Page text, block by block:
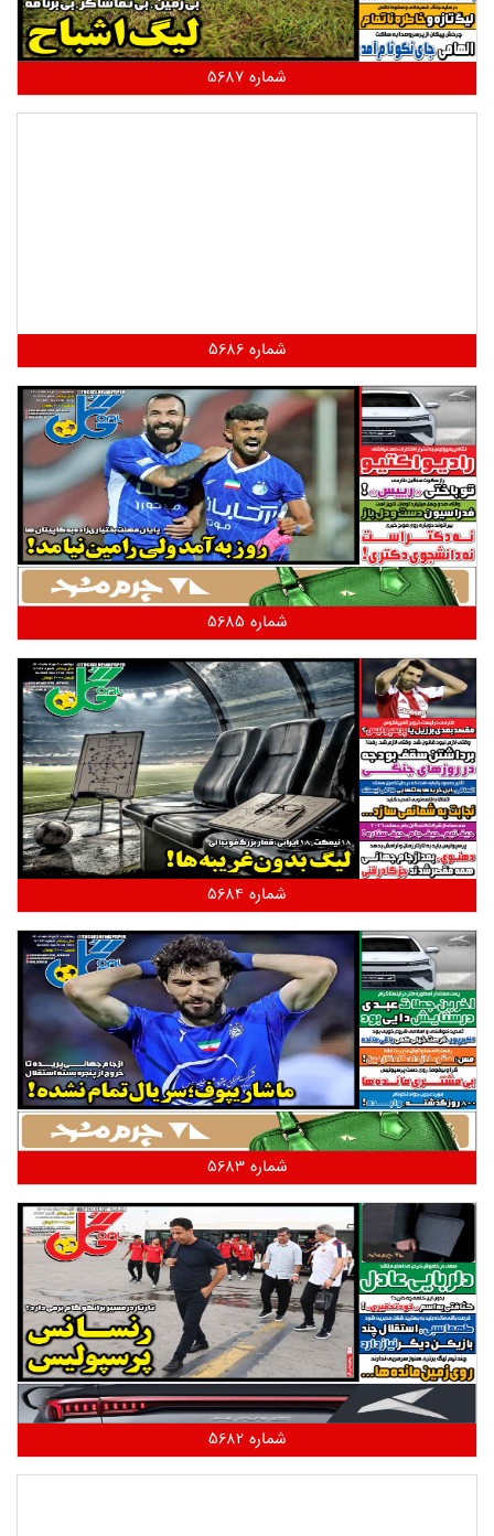
شماره 5687
شماره 5686
شماره 5685
شماره 5684
شماره 5683
شماره 5682